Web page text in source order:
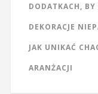
DODATKACH,
DEKORACJE
JAK UNIKAĆ
ARANŻACJI